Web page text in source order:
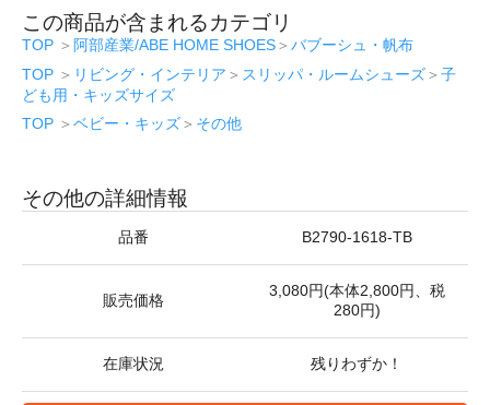
この商品が含まれるカテゴリ
TOP ＞ 阿部産業/ABE HOME SHOES＞ バブーシュ・帆布
TOP ＞ リビング・インテリア ＞ スリッパ・ルームシューズ＞ 子
ども用・キッズサイズ
TOP ＞ ベビー・キッズ＞ その他
その他の詳細情報
品番 B2790-1618-TB
販売価格
3,080円(本体2,800円、税
280円)
在庫状況 残りわずか！